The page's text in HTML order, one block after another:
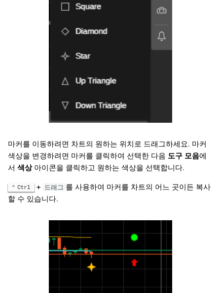
마커를 이동하려면 차트의 원하는 위치로 드래그하세요. 마커
색상을 변경하려면 마커를 클릭하여 선택한 다음 도구 모음에
서 색상아이콘을 클릭하고 원하는 색상을 선택합니다.
Ctrl + 드래그 를 사용하여 마커를 차트의 어느 곳이든 복사
할 수 있습니다.